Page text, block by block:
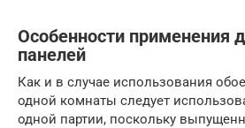
Особенности применения
панелей
Как и в случае использования
одной комнаты следует
одной партии, поскольку